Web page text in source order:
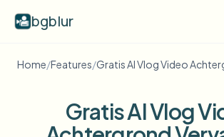
bgblur
Videoachtergrond vervagen
Home/Features/Gratis AI Vlog Video
Gratis AI Vlog